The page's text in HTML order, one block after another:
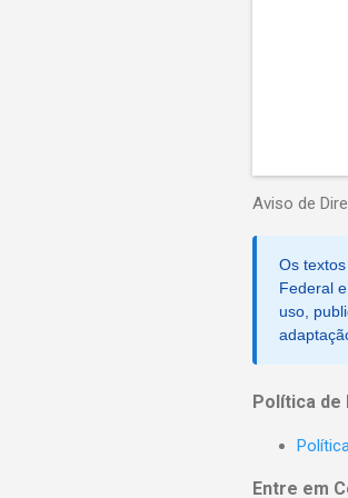
Aviso de
Os
Federal
uso,
Política de
Entre em